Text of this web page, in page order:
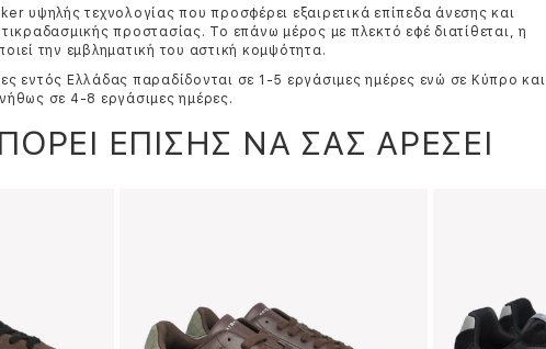
υψηλής τεχνολογίας που προσφέρει εξαιρετικά επίπεδα άνεσης και
προστασίας. Το επάνω μέρος με πλεκτό εφέ διατίθεται, η
την εμβληματική του αστική κομψότητα.
εντός Ελλάδας παραδίδονται σε 1-5 εργάσιμες ημέρες ενώ σε Κύπρο και
σε 4-8 εργάσιμες ημέρες.
ΕΠΙΣΗΣ ΝΑ ΣΑΣ ΑΡΕΣΕΙ